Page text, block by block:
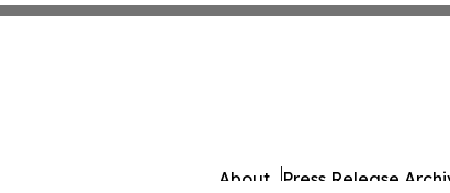
About Press Release